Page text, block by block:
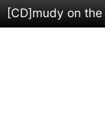
[CD]mudy on